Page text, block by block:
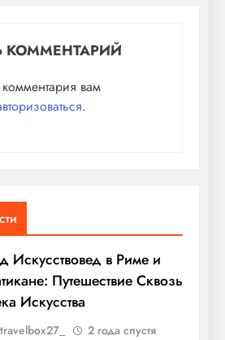
КОММЕНТАРИЙ
вам
.
Искусствовед в Риме и
Путешествие Сквозь
Искусства
travelbox27_ 2 года спустя